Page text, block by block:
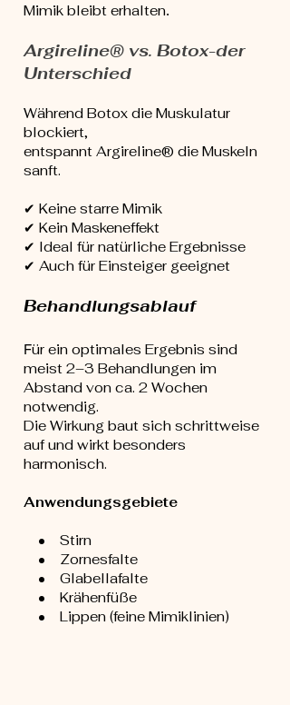
Mimik bleibt erhalten.
Argireline® vs. Botox-der
Unterschied
Während Botox die Muskulatur
blockiert,
entspannt Argireline® die Muskeln
sanft.
✔ Keine starre Mimik
✔ Kein Maskeneffekt
✔ Ideal für natürliche Ergebnisse
✔ Auch für Einsteiger geeignet
Behandlungsablauf
Für ein optimales Ergebnis sind
meist 2–3 Behandlungen im
Abstand von ca. 2 Wochen
notwendig.
Die Wirkung baut sich schrittweise
auf und wirkt besonders
harmonisch.
Anwendungsgebiete
• Stirn
• Zornesfalte
• Glabellafalte
• Krähenfüße
• Lippen (feine Mimiklinien)